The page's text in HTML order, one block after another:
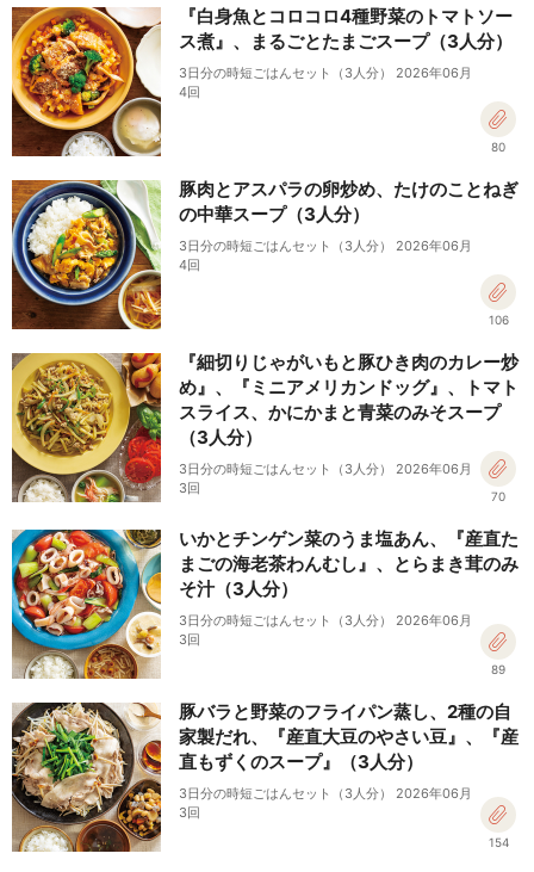
『白身魚とコロコロ4種野菜のトマトソー
ス煮』、まるごとたまごスープ（3人分）
3日分の時短ごはんセット（3人分） 2026年06月
4回
80
豚肉とアスパラの卵炒め、たけのことねぎ
の中華スープ（3人分）
3日分の時短ごはんセット（3人分） 2026年06月
4回
106
『細切りじゃがいもと豚ひき肉のカレー炒
め』、『ミニアメリカンドッグ』、トマト
スライス、かにかまと青菜のみそスープ
（3人分）
3日分の時短ごはんセット（3人分） 2026年06月
3回
70
いかとチンゲン菜のうま塩あん、『産直た
まごの海老茶わんむし』、とらまき茸のみ
そ汁（3人分）
3日分の時短ごはんセット（3人分） 2026年06月
3回
89
豚バラと野菜のフライパン蒸し、2種の自
家製だれ、『産直大豆のやさい豆』、『産
直もずくのスープ』（3人分）
3日分の時短ごはんセット（3人分） 2026年06月
3回
154